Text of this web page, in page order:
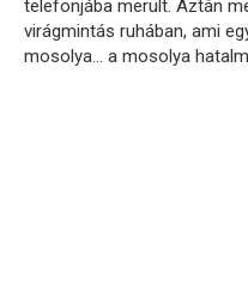
telefonjába merült. Aztán
virágmintás ruhában, ami
mosolya… a mosolya